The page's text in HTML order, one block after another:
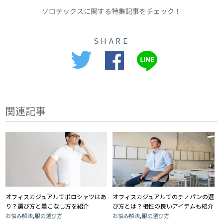
ソロテックスに関する特集記事をチェック！
SHARE
関連記事
オフィスカジュアルでポロシャツはあ
り？選び方と着こなし方を紹介
お悩み解決,服の選び方
オフィスカジュアルでのチノパンの選
び方とは？相性の良いアイテムも紹介
お悩み解決,服の選び方